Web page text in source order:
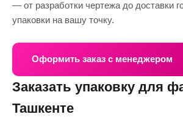
— от разработки чертежа до доставки
упаковки на вашу точку.
Оформить заказ с менеджером
Заказать упаковку для
Ташкенте